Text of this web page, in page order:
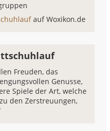
auf Woxikon.de
Freuden, das
Genusse,
Spiele der Art, welche
den Zerstreuungen,